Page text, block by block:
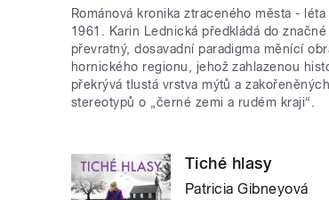
Románová kronika ztraceného města - léta
1961. Karin Lednická předkládá do
převratný, dosavadní paradigma měnící
hornického regionu, jehož zahlazenou
překrývá tlustá vrstva mýtů a zakořeněných
stereotypů o „černé zemi a rudém kraji“.
Tiché hlasy
Patricia Gibneyová